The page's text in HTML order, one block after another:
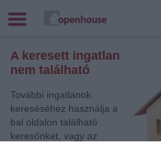
A keresett ingatlan
nem található
További ingatlanok
kereséséhez használja a
bal oldalon található
keresőnket, vagy az